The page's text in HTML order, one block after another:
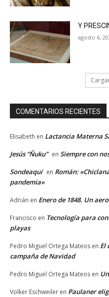
Y
agosto 6,
COMENTARIOS RECIENTES
Elisabeth en Lactancia Materna
Jesús “Ñuku” en Siempre con
Sondeaquí en Román:
pandemia»
Adrián en Enero de 1848. Un
Francisco en Tecnología para
playas
Pedro Miguel Ortega Mateos en El
campaña de Navidad
Pedro Miguel Ortega Mateos en
Volker Eschweiler en Paulaner